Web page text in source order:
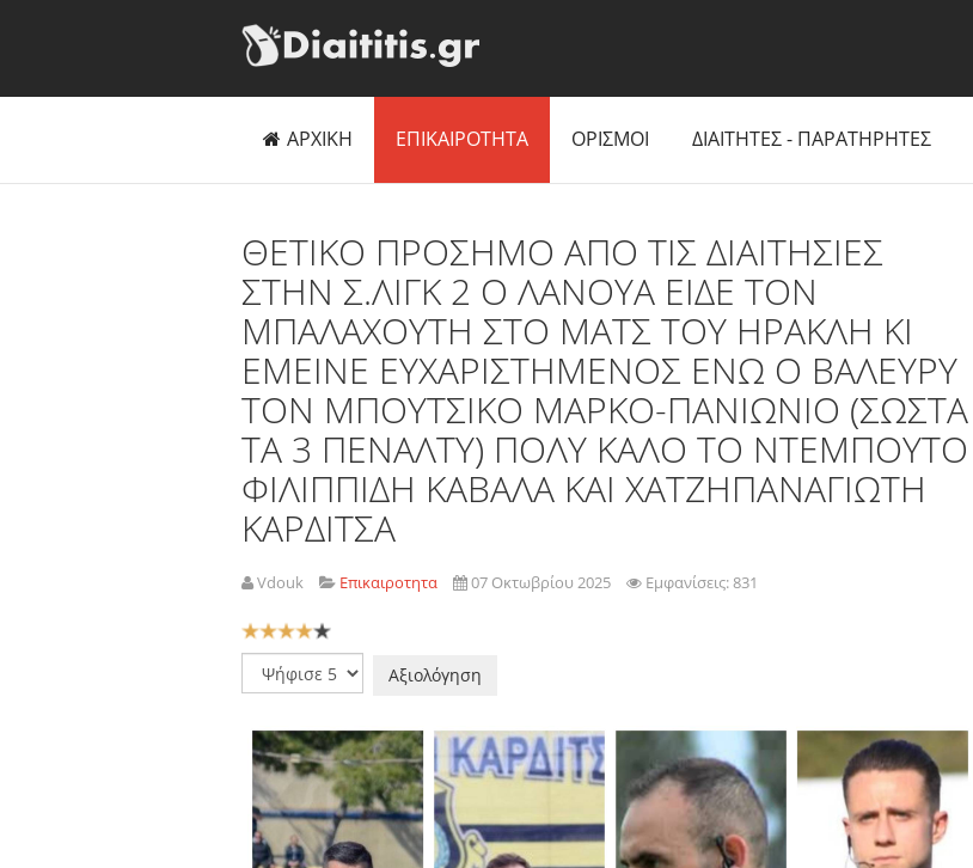
ΑΡΧΙΚΗ ΕΠΙΚΑΙΡΟΤΗΤΑ ΟΡΙΣΜΟΙ ΔΙΑΙΤΗΤΕΣ - ΠΑΡΑΤΗΡΗΤΕΣ
ΘΕΤΙΚΟ ΠΡΟΣΗΜΟ ΑΠΟ ΤΙΣ ΔΙΑΙΤΗΣΙΕΣ
ΣΤΗΝ Σ.ΛΙΓΚ 2 Ο ΛΑΝΟΥΑ ΕΙΔΕ ΤΟΝ
ΜΠΑΛΑΧΟΥΤΗ ΣΤΟ ΜΑΤΣ ΤΟΥ ΗΡΑΚΛΗ ΚΙ
ΕΜΕΙΝΕ ΕΥΧΑΡΙΣΤΗΜΕΝΟΣ ΕΝΩ Ο ΒΑΛΕΥΡΥ
ΤΟΝ ΜΠΟΥΤΣΙΚΟ ΜΑΡΚΟ-ΠΑΝΙΩΝΙΟ (ΣΩΣΤΑ
ΤΑ 3 ΠΕΝΑΛΤΥ) ΠΟΛΥ ΚΑΛΟ ΤΟ ΝΤΕΜΠΟΥΤΟ
ΦΙΛΙΠΠΙΔΗ ΚΑΒΑΛΑ ΚΑΙ ΧΑΤΖΗΠΑΝΑΓΙΩΤΗ
ΚΑΡΔΙΤΣΑ
Vdouk Επικαιροτητα 07 Οκτωβρίου 2025 Εμφανίσεις: 831
Αξιολόγηση
Χρήστη:4/5
Παρακαλώ
αξιολογήστε